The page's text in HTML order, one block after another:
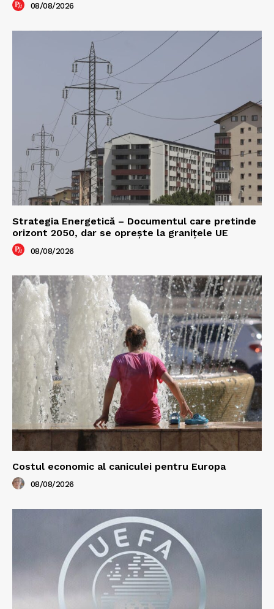
08/08/2026
Strategia Energetică – Documentul care pretinde
orizont 2050, dar se oprește la granițele UE
08/08/2026
Costul economic al caniculei pentru Europa
08/08/2026